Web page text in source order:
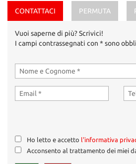
CONTATTACI PERMUTA
Vuoi saperne di più? Scrivici!
I campi contrassegnati con * sono
Ho letto e accetto l'informativa
Acconsento al trattamento dei miei